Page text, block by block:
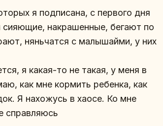
я подписана, с первого дня
сияющие, накрашенные, бегают по
няньчатся с малышайми, у них
я какая-то не такая, у меня в
как мне кормить ребенка, как
Я нахожусь в хаосе. Ко мне
справляюсь